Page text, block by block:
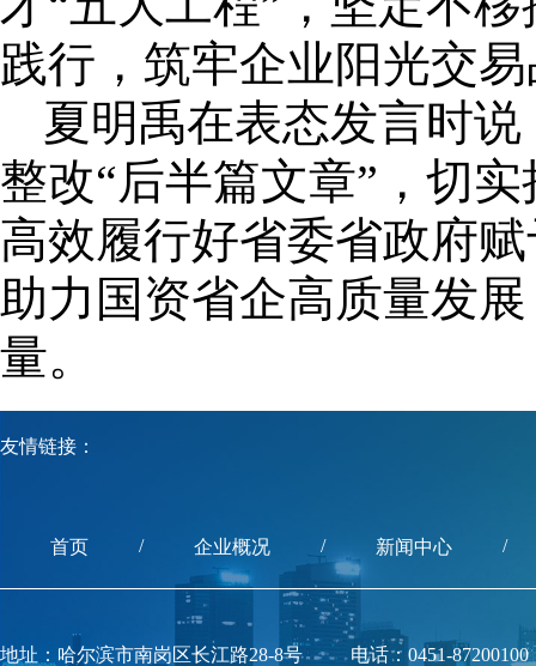
践行，筑牢企业阳光交
夏明禹在表态发言时
整改“后半篇文章”，切
高效履行好省委省政府
助力国资省企高质量发
量。
友情链接：
首页 / 企业概况 / 新闻中心 /
地址：哈尔滨市南岗区长江路28-8号 电话：0451-87200100